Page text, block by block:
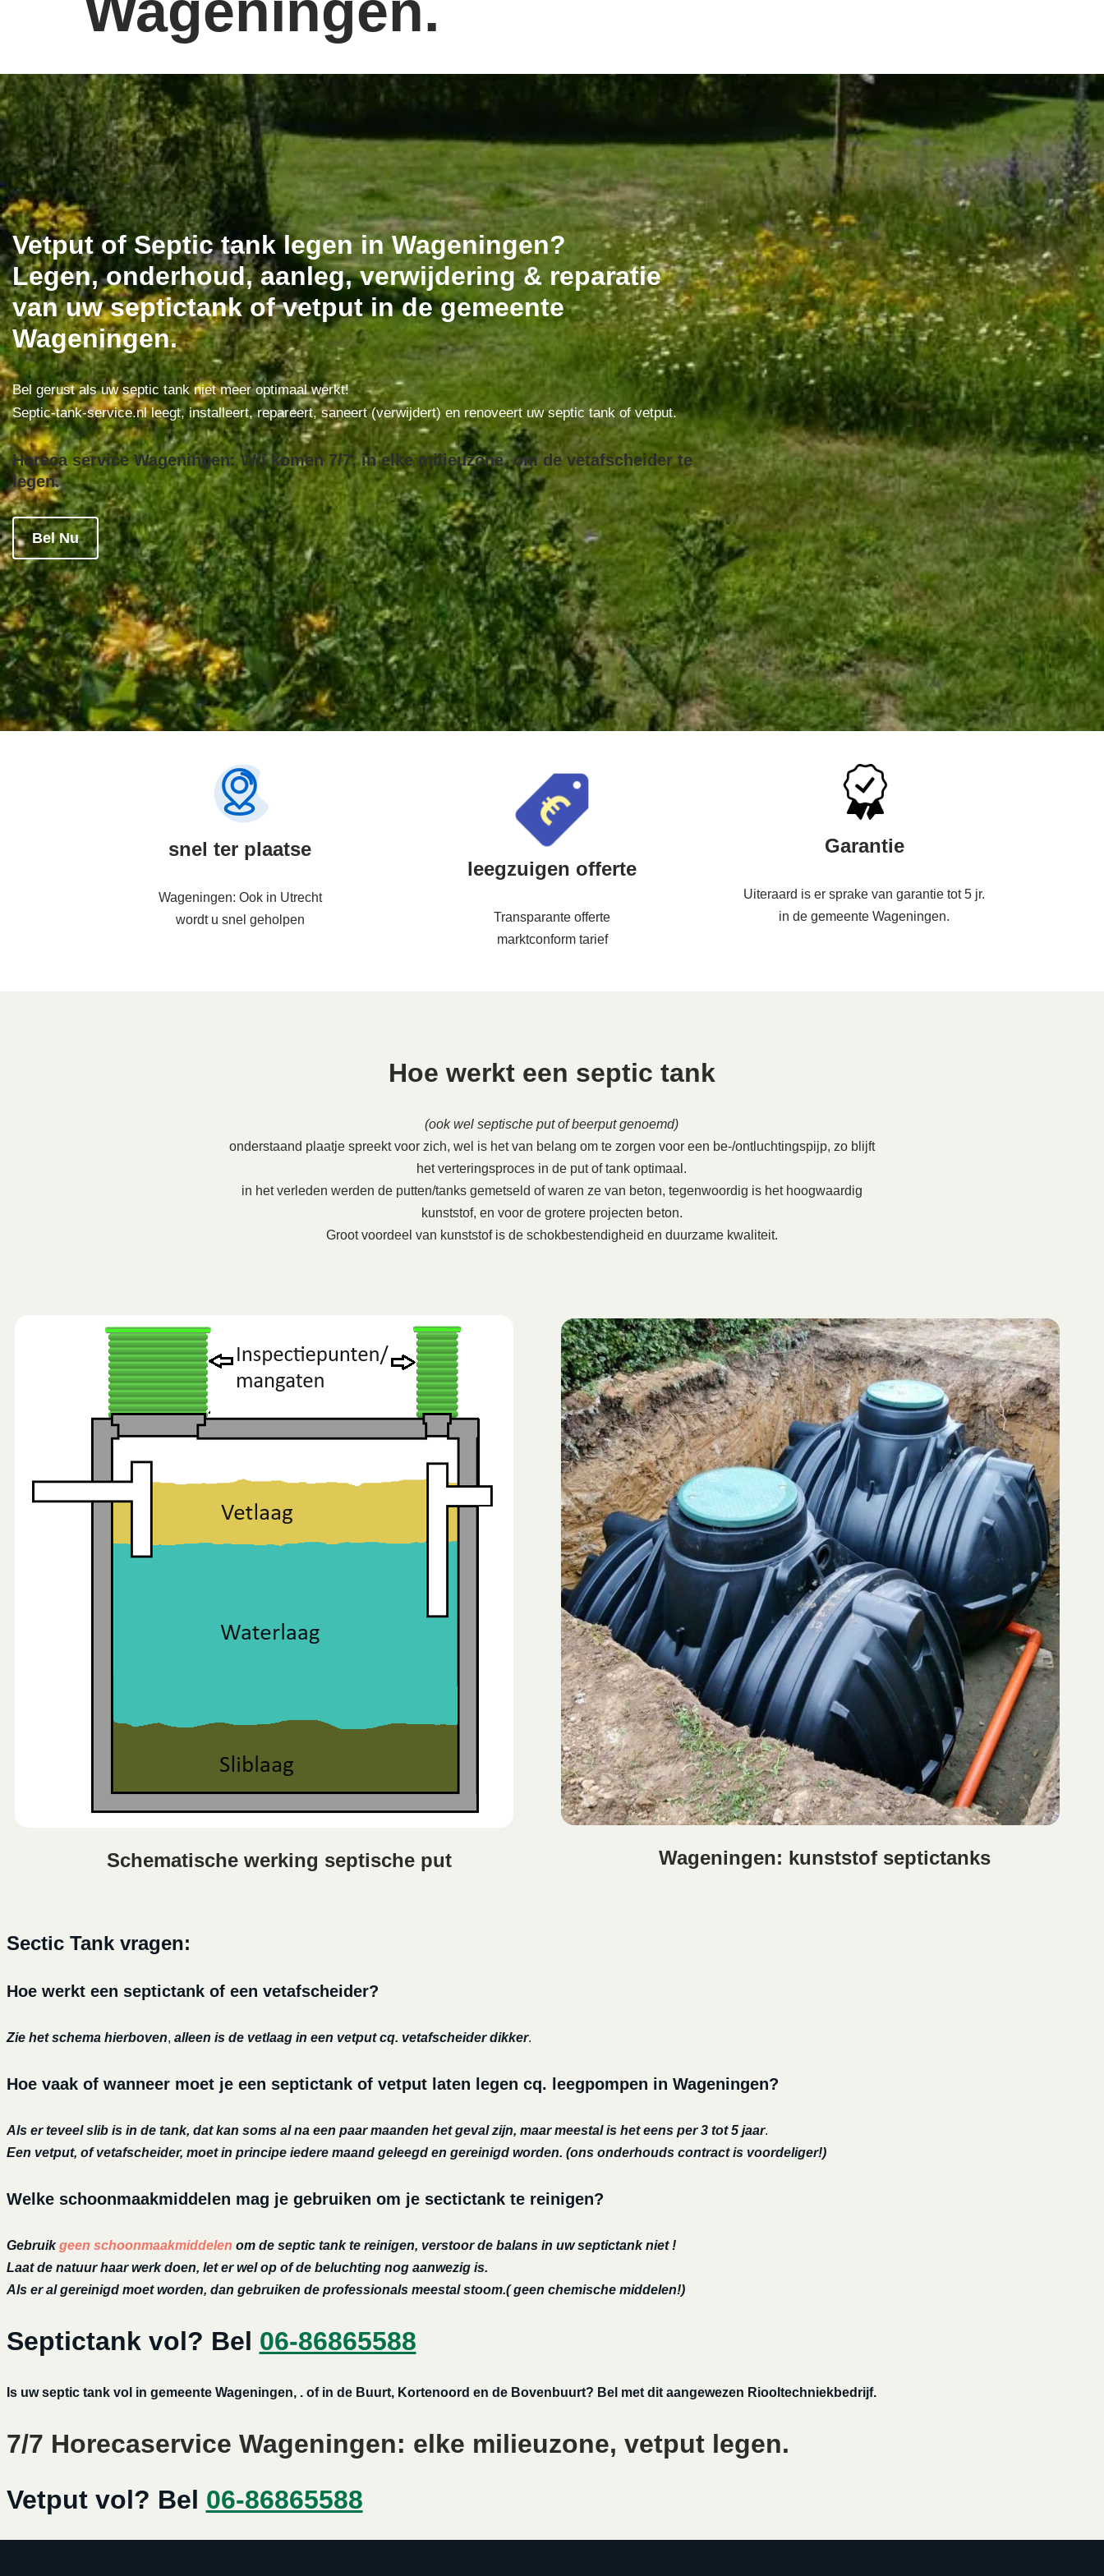
Vetput of Septic tank legen in Wageningen?
Legen, onderhoud, aanleg, verwijdering & reparatie
van uw septictank of vetput in de gemeente
Wageningen.
Bel gerust als uw septic tank niet meer optimaal werkt!
Septic-tank-service.nl leegt, installeert, repareert, saneert (verwijdert) en renoveert uw septic tank of vetput.
Horeca service Wageningen: Wij komen 7/7, in elke milieuzone, om de vetafscheider te
legen.
Bel Nu
snel ter plaatse
Wageningen: Ook in Utrecht
wordt u snel geholpen
leegzuigen offerte
Transparante offerte
marktconform tarief
Garantie
Uiteraard is er sprake van garantie tot 5 jr.
in de gemeente Wageningen.
Hoe werkt een septic tank
(ook wel septische put of beerput genoemd)
onderstaand plaatje spreekt voor zich, wel is het van belang om te zorgen voor een be-/ontluchtingspijp, zo blijft
het verteringsproces in de put of tank optimaal.
in het verleden werden de putten/tanks gemetseld of waren ze van beton, tegenwoordig is het hoogwaardig
kunststof, en voor de grotere projecten beton.
Groot voordeel van kunststof is de schokbestendigheid en duurzame kwaliteit.
Schematische werking septische put Wageningen: kunststof septictanks
Sectic Tank vragen:
Hoe werkt een septictank of een vetafscheider?
Zie het schema hierboven, alleen is de vetlaag in een vetput cq. vetafscheider dikker.
Hoe vaak of wanneer moet je een septictank of vetput laten legen cq. leegpompen in Wageningen?
Als er teveel slib is in de tank, dat kan soms al na een paar maanden het geval zijn, maar meestal is het eens per 3 tot 5 jaar.
Een vetput, of vetafscheider, moet in principe iedere maand geleegd en gereinigd worden. (ons onderhouds contract is voordeliger!)
Welke schoonmaakmiddelen mag je gebruiken om je sectictank te reinigen?
Gebruikgeen schoonmaakmiddelen om de septic tank te reinigen, verstoor de balans in uw septictank niet !
Laat de natuur haar werk doen, let er wel op of de beluchting nog aanwezig is.
Als er al gereinigd moet worden, dan gebruiken de professionals meestal stoom.( geen chemische middelen!)
Septictank vol? Bel 06-86865588
Is uw septic tank vol in gemeente Wageningen, . of in de Buurt, Kortenoord en de Bovenbuurt? Bel met dit aangewezen Riooltechniekbedrijf.
7/7 Horecaservice Wageningen: elke milieuzone, vetput legen.
Vetput vol? Bel 06-86865588